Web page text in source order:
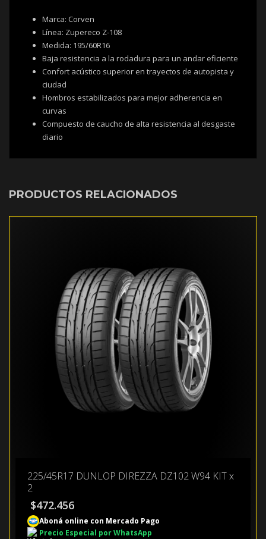
Marca: Corven
Línea: Zupereco Z-108
Medida: 195/60R16
Baja resistencia a la rodadura para un andar eficiente
Confort acústico superior en trayectos de autopista y
ciudad
Hombros estabilizados para mejor adherencia en
curvas
Compuesto de caucho de alta resistencia al desgaste
diario
PRODUCTOS RELACIONADOS
225/45R17 DUNLOP DIREZZA DZ102 W94 KIT x
2
$472.456
Aboná online con Mercado Pago
Precio Especial por WhatsApp